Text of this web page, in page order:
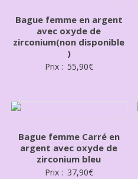
Bague femme en argent
avec oxyde de
zirconium(non disponible
)
Prix : 55,90€
Bague femme Carré en
argent avec oxyde de
zirconium bleu
Prix : 37,90€